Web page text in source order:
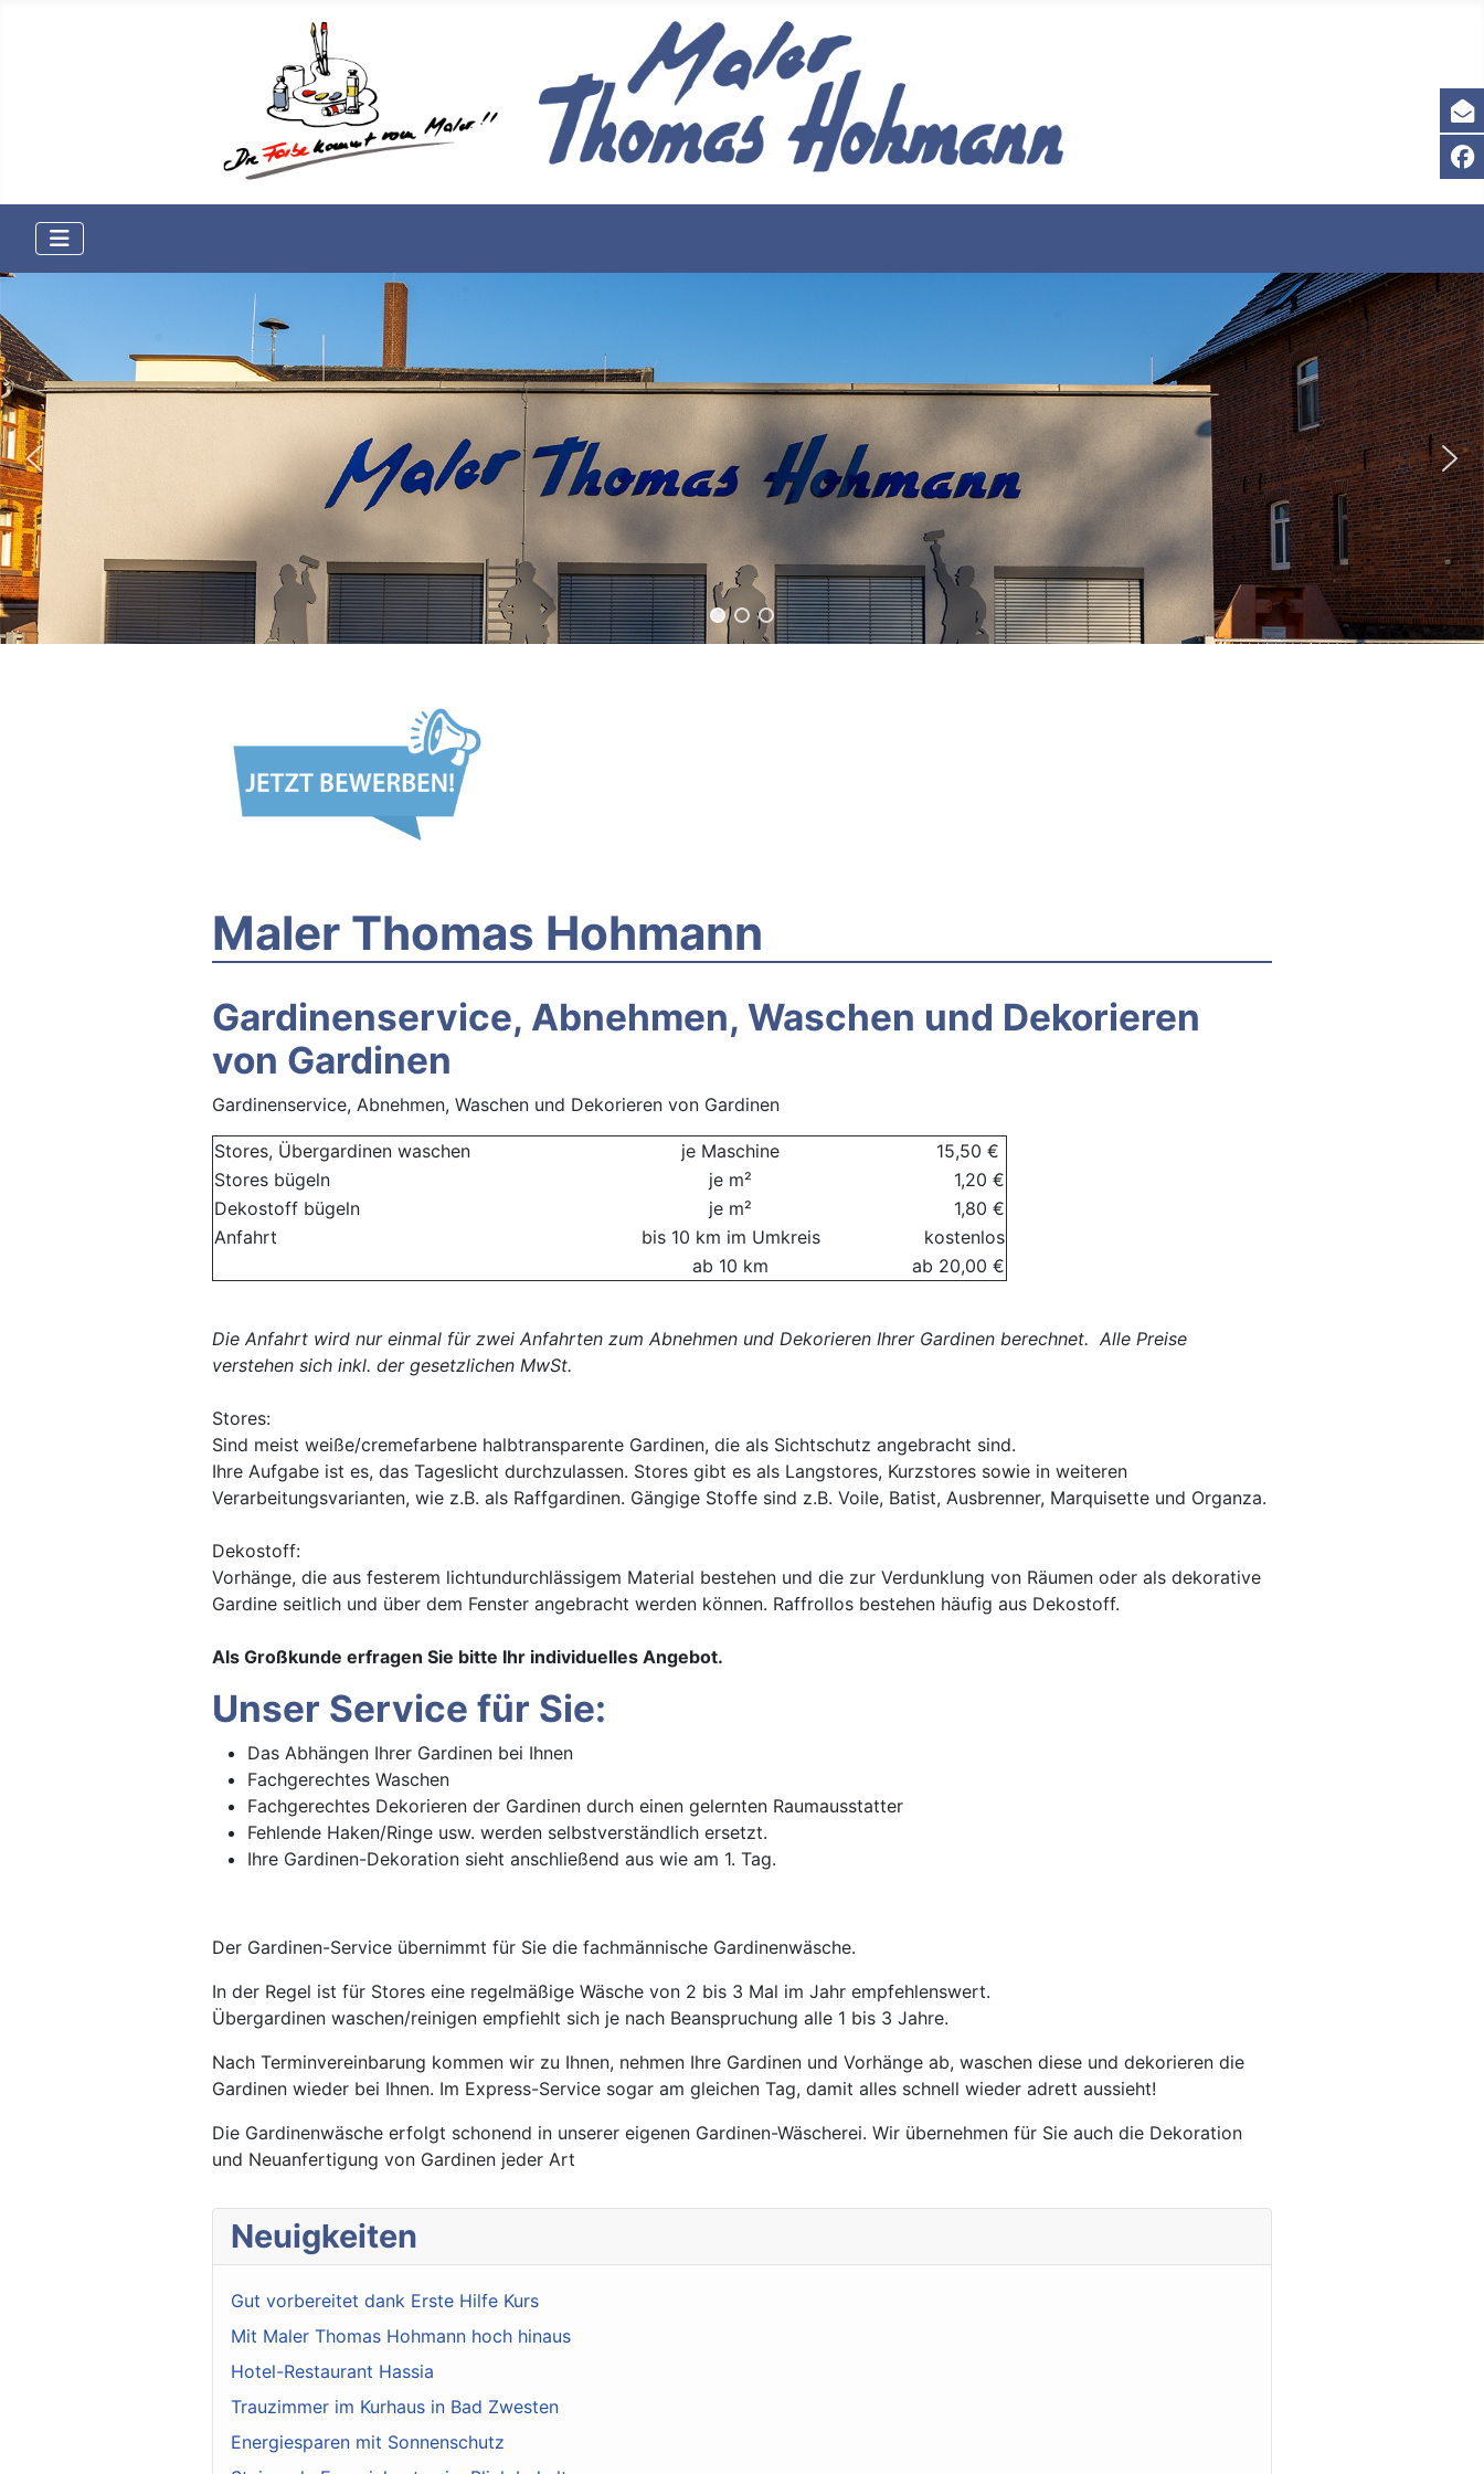
Maler Thomas Hohmann
Gardinenservice, Abnehmen, Waschen und Dekorieren
von Gardinen
Gardinenservice, Abnehmen, Waschen und Dekorieren von Gardinen
Stores, Übergardinen waschen je Maschine
15,50 €
Stores bügeln
je m²
1,20 €
Dekostoff bügeln
je m²
1,80 €
Anfahrt
bis 10 km im Umkreis
kostenlos
ab 10 km
ab 20,00 €
Die Anfahrt wird nur einmal für zwei Anfahrten zum Abnehmen und Dekorieren Ihrer Gardinen berechnet. Alle Preise
verstehen sich inkl. der gesetzlichen MwSt.
Stores:
Sind meist weiße/cremefarbene halbtransparente Gardinen, die als Sichtschutz angebracht sind.
Ihre Aufgabe ist es, das Tageslicht durchzulassen. Stores gibt es als Langstores, Kurzstores sowie in weiteren
Verarbeitungsvarianten, wie z.B. als Raffgardinen. Gängige Stoffe sind z.B. Voile, Batist, Ausbrenner, Marquisette und Organza.
Dekostoff:
Vorhänge, die aus festerem lichtundurchlässigem Material bestehen und die zur Verdunklung von Räumen oder als dekorative
Gardine seitlich und über dem Fenster angebracht werden können. Raffrollos bestehen häufig aus Dekostoff.
Als Großkunde erfragen Sie bitte Ihr individuelles Angebot.
Unser Service für Sie:
Das Abhängen Ihrer Gardinen bei Ihnen
Fachgerechtes Waschen
Fachgerechtes Dekorieren der Gardinen durch einen gelernten Raumausstatter
Fehlende Haken/Ringe usw. werden selbstverständlich ersetzt.
Ihre Gardinen-Dekoration sieht anschließend aus wie am 1. Tag.
Der Gardinen-Service übernimmt für Sie die fachmännische Gardinenwäsche.
In der Regel ist für Stores eine regelmäßige Wäsche von 2 bis 3 Mal im Jahr empfehlenswert.
Übergardinen waschen/reinigen empfiehlt sich je nach Beanspruchung alle 1 bis 3 Jahre.
Nach Terminvereinbarung kommen wir zu Ihnen, nehmen Ihre Gardinen und Vorhänge ab, waschen diese und dekorieren die
Gardinen wieder bei Ihnen. Im Express-Service sogar am gleichen Tag, damit alles schnell wieder adrett aussieht!
Die Gardinenwäsche erfolgt schonend in unserer eigenen Gardinen-Wäscherei. Wir übernehmen für Sie auch die Dekoration
und Neuanfertigung von Gardinen jeder Art
Neuigkeiten
Gut vorbereitet dank Erste Hilfe Kurs
Mit Maler Thomas Hohmann hoch hinaus
Hotel-Restaurant Hassia
Trauzimmer im Kurhaus in Bad Zwesten
Energiesparen mit Sonnenschutz